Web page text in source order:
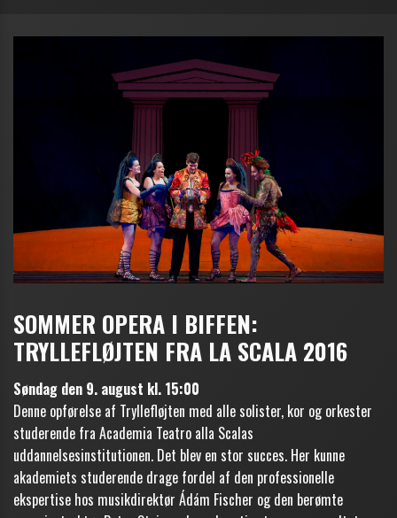
SOMMER OPERA I BIFFEN:
TRYLLEFLØJTEN FRA LA SCALA 2016
Søndag den 9. august kl. 15:00
Denne opførelse af Tryllefløjten med alle solister, kor og orkester
studerende fra Academia Teatro alla Scalas
uddannelsesinstitutionen. Det blev en stor succes. Her kunne
akademiets studerende drage fordel af den professionelle
ekspertise hos musikdirektør Ádám Fischer og den berømte